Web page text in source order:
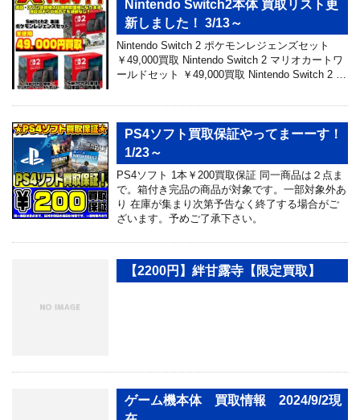
Nintendo Switch2本体 買取リスト更
新しました！ 3/13～
Nintendo Switch 2 ポケモンレジェンズセット
￥49,000買取 Nintendo Switch 2 マリオカートワ
ールドセット ￥49,000買取 Nintendo Switch 2 …
PS4ソフト買取保証やってまーーす！
1/23～
PS4ソフト 1本￥200買取保証 同一商品は２点ま
で。箱付き完品の商品が対象です。一部対象外あ
り 在庫が集まり次第予告なく終了する場合がご
ざいます。予めご了承下さい。
【2200円】絆甘露寺【限定買取】
ゲーム機本体 買取情報 2024/9/2現